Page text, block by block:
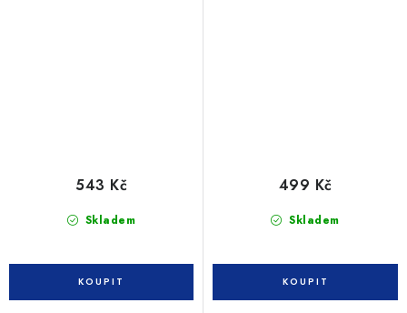
Skladem
543 Kč
Skladem
499 Kč